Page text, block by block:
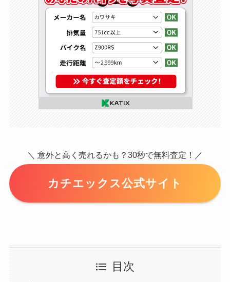
＼ 意外と高く売れるかも？30秒で無料査定！／
カチエックス公式サイト
目次